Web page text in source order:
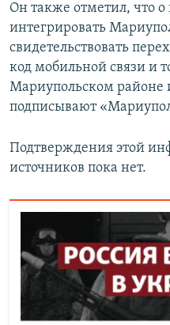
Он также отметил, что
интегрировать
свидетельствовать
код мобильной связи и
Мариупольском районе
подписывают
Подтверждения этой
источников пока нет.